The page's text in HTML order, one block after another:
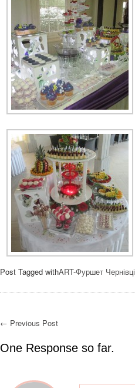
Post Tagged withART-Фуршет Чернівці
← Previous Post
One Response so far.